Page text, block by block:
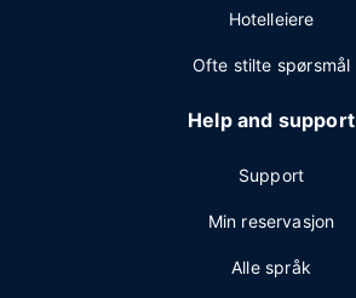
Hotelleiere
Ofte stilte spørsmål
Help and support
Support
Min reservasjon
Alle språk